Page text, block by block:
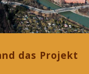
das Projekt